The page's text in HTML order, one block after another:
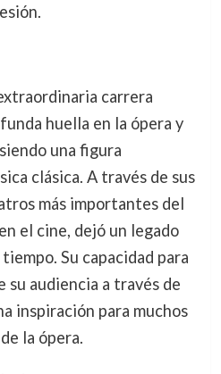
carrera
huella en la ópera y
una figura
clásica. A través de sus
más importantes del
el cine, dejó un legado
Su capacidad para
su audiencia a través de
inspiración para muchos
la ópera.